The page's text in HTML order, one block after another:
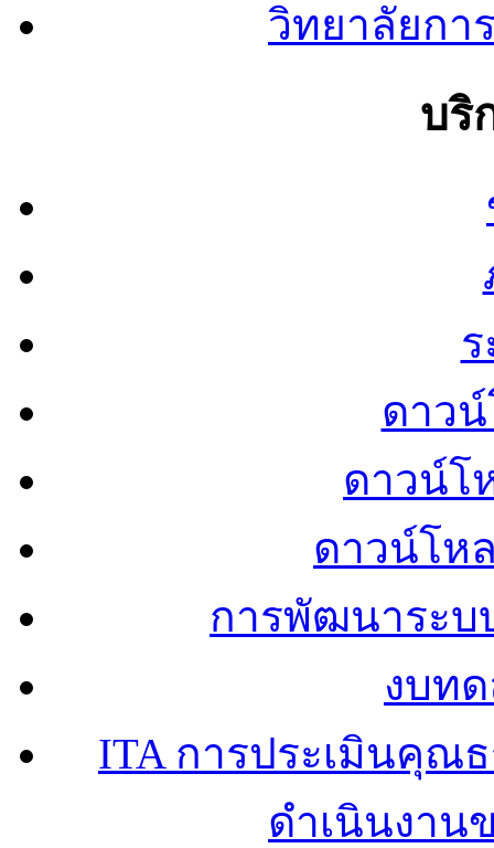
วิทยาลัยก
บริ
ดาว
ดาวน์โ
ดาวน์โห
การพัฒนาระ
งบท
ITA การประเมินคุณ
ดำเนินงาน